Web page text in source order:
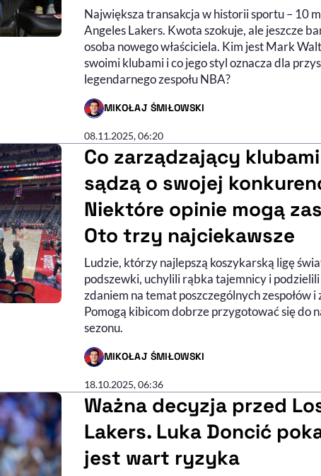
Największa transakcja w historii sportu – 10
Angeles Lakers. Kwota szokuje, ale jeszcze
osoba nowego właściciela. Kim jest Mark
swoimi klubami i co jego styl oznacza dla
legendarnego zespołu NBA?
MIKOŁAJ ŚMIŁOWSKI
- AUTOR ARTYKUŁU - PROFIL
08.11.2025, 06:20
Co zarządzający
sądzą o swojej
Niektóre opinie mogą
Oto trzy najciekawsze
Ludzie, którzy najlepszą koszykarską ligę
podszewki, uchylili rąbka tajemnicy i podzielili
zdaniem na temat poszczególnych zespołów i
Pomogą kibicom dobrze przygotować się do
sezonu.
MIKOŁAJ ŚMIŁOWSKI
- AUTOR ARTYKUŁU - PROFIL
18.10.2025, 06:36
Ważna decyzja przed
Lakers. Luka Doncić
jest wart ryzyka